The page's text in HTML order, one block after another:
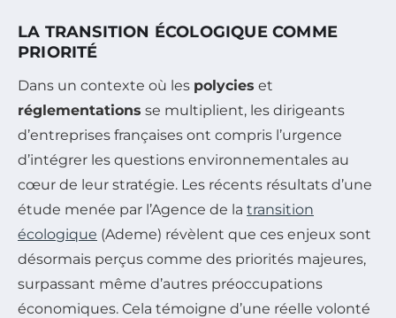
LA TRANSITION ÉCOLOGIQUE COMME
PRIORITÉ
Dans un contexte où les polycies et
réglementations se multiplient, les dirigeants
d’entreprises françaises ont compris l’urgence
d’intégrer les questions environnementales au
cœur de leur stratégie. Les récents résultats d’une
étude menée par l’Agence de la transition
écologique (Ademe) révèlent que ces enjeux sont
désormais perçus comme des priorités majeures,
surpassant même d’autres préoccupations
économiques. Cela témoigne d’une réelle volonté